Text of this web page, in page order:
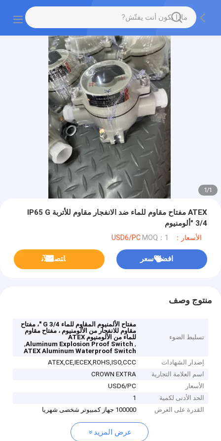
1
/
1
ATEX مفتاح مقاوم للماء ضد الانفجار مقاوم للأتربة IP65 G
3/4 "ألومنيوم
الأسعار：USD6/PC MOQ：1
افضل سعر ﺎﺘﺼﻟ ﺍﻶﻧ
منتوج وصف
تسليط الضوء
مفتاح الألمنيوم المقاوم للماء G 3/4 "، مفتاح
مقاوم للانفجار من الألومنيوم ، مفتاح مقاوم
للماء من الألومنيوم ATEX
,
Aluminum Explosion Proof Switch
,
ATEX Aluminum Waterproof Switch
إصدار الشهادات
ATEX,CE,IECEX,ROHS,ISO,CCC
اسم العلامة التجارية
CROWN EXTRA
الأسعار
USD6/PC
الحد الأدنى لكمية
1
القدرة على العرض
100000 جهاز كمبيوتر شخصى شهريا
عرض المزيد